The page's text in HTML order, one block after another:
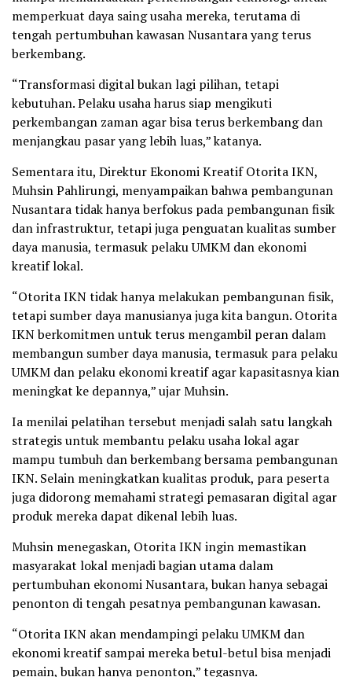
memperkuat daya saing usaha mereka, terutama di
tengah pertumbuhan kawasan Nusantara yang terus
berkembang.
“Transformasi digital bukan lagi pilihan, tetapi
kebutuhan. Pelaku usaha harus siap mengikuti
perkembangan zaman agar bisa terus berkembang dan
menjangkau pasar yang lebih luas,” katanya.
Sementara itu, Direktur Ekonomi Kreatif Otorita IKN,
Muhsin Pahlirungi, menyampaikan bahwa pembangunan
Nusantara tidak hanya berfokus pada pembangunan fisik
dan infrastruktur, tetapi juga penguatan kualitas sumber
daya manusia, termasuk pelaku UMKM dan ekonomi
kreatif lokal.
“Otorita IKN tidak hanya melakukan pembangunan fisik,
tetapi sumber daya manusianya juga kita bangun. Otorita
IKN berkomitmen untuk terus mengambil peran dalam
membangun sumber daya manusia, termasuk para pelaku
UMKM dan pelaku ekonomi kreatif agar kapasitasnya kian
meningkat ke depannya,” ujar Muhsin.
Ia menilai pelatihan tersebut menjadi salah satu langkah
strategis untuk membantu pelaku usaha lokal agar
mampu tumbuh dan berkembang bersama pembangunan
IKN. Selain meningkatkan kualitas produk, para peserta
juga didorong memahami strategi pemasaran digital agar
produk mereka dapat dikenal lebih luas.
Muhsin menegaskan, Otorita IKN ingin memastikan
masyarakat lokal menjadi bagian utama dalam
pertumbuhan ekonomi Nusantara, bukan hanya sebagai
penonton di tengah pesatnya pembangunan kawasan.
“Otorita IKN akan mendampingi pelaku UMKM dan
ekonomi kreatif sampai mereka betul-betul bisa menjadi
pemain, bukan hanya penonton,” tegasnya.